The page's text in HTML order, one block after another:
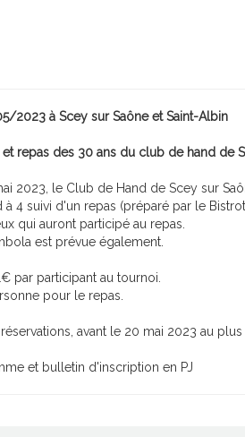
2023 à Scey sur Saône et Saint-Albin
repas des 30 ans du club de hand de
2023, le Club de Hand de Scey sur
à 4 suivi d'un repas (préparé par le
qui auront participé au repas.
est prévue également.
par participant au tournoi.
pour le repas.
réservations, avant le 20 mai 2023 au
et bulletin d'inscription en PJ